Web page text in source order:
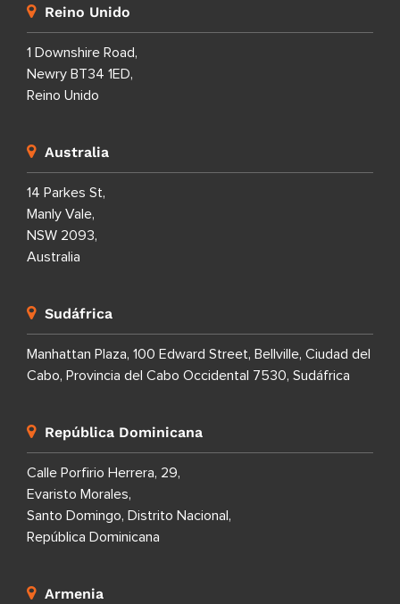
Reino Unido
1 Downshire Road,
Newry BT34 1ED,
Reino Unido
Australia
14 Parkes St,
Manly Vale,
NSW 2093,
Australia
Sudáfrica
Manhattan Plaza, 100 Edward Street, Bellville, Ciudad del
Cabo, Provincia del Cabo Occidental 7530, Sudáfrica
República Dominicana
Calle Porfirio Herrera, 29,
Evaristo Morales,
Santo Domingo, Distrito Nacional,
República Dominicana
Armenia